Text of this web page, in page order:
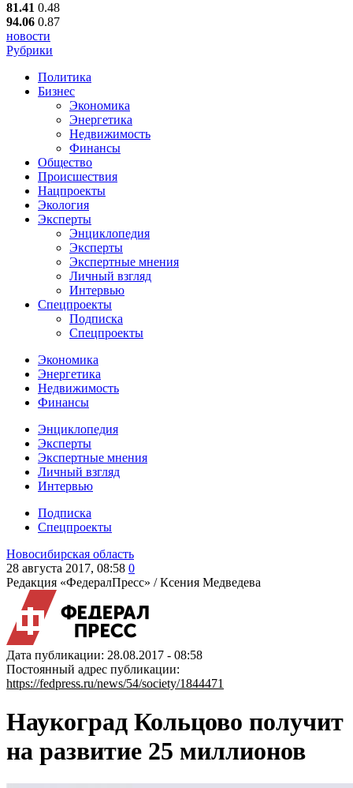
81.41 0.48
94.06 0.87
новости
Рубрики
Политика
Бизнес
Экономика
Энергетика
Недвижимость
Финансы
Общество
Происшествия
Нацпроекты
Экология
Эксперты
Энциклопедия
Эксперты
Экспертные мнения
Личный взгляд
Интервью
Спецпроекты
Подписка
Спецпроекты
Экономика
Энергетика
Недвижимость
Финансы
Энциклопедия
Эксперты
Экспертные мнения
Личный взгляд
Интервью
Подписка
Спецпроекты
Новосибирская область
28 августа 2017, 08:58 0
Редакция «ФедералПресс» /Ксения Медведева
Дата публикации: 28.08.2017 - 08:58
Постоянный адрес публикации:
https://fedpress.ru/news/54/society/1844471
Наукоград Кольцово получит
на развитие 25 миллионов